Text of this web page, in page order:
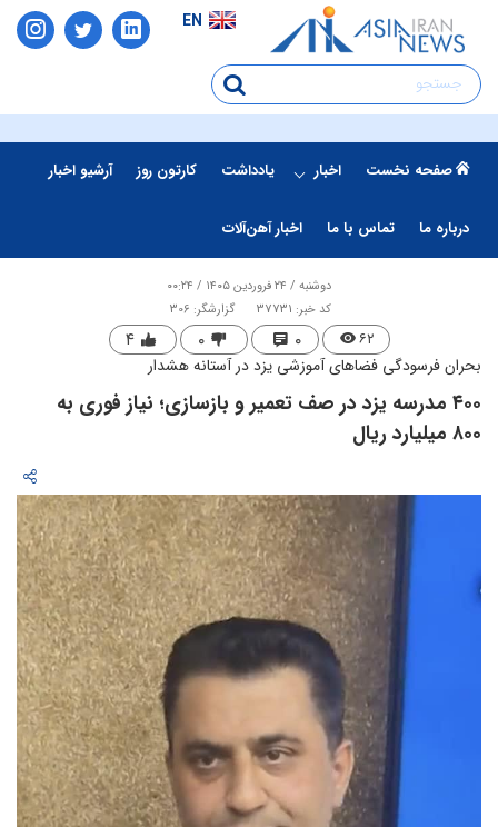
EN
صفحه نخست اخبار یادداشت کارتون روز آرشیو اخبار
درباره ما تماس با ما اخبار آهن‌آلات
دوشنبه / ۲۴ فروردین ۱۴۰۵ / ۰۰:۲۴
کد خبر: 37731
گزارشگر: 306
۶۲ ۰ ۰ ۴
بحران فرسودگی فضاهای آموزشی یزد در آستانه هشدار
۴۰۰ مدرسه یزد در صف تعمیر و بازسازی؛ نیاز فوری به
۸۰۰ میلیارد ریال